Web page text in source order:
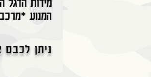
המנוע
*ניתן לכבס